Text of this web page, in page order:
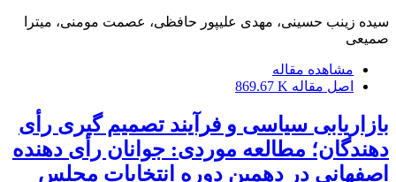
سیده زینب حسینی، مهدی علیپور حافظی، عصمت مومنی، میترا
صمیعی
مشاهده مقاله
اصل مقاله 869.67 K
بازاریابی سیاسی و فرآیند تصمیم گیری رأی
دهندگان؛ مطالعه موردی: جوانان رأی دهنده
اصفهانی در دهمین دوره انتخابات مجلس